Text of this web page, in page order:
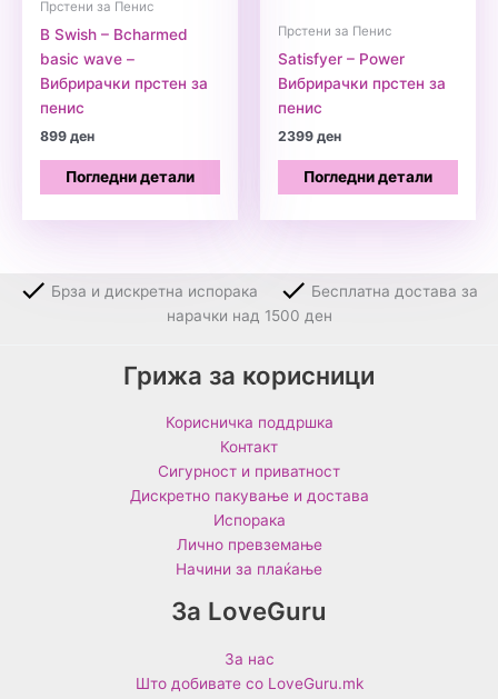
Прстени за Пенис
B Swish – Bcharmed
basic wave –
Вибрирачки прстен за
пенис
899ден
Погледни детали
Прстени за Пенис
Satisfyer – Power
Вибрирачки прстен за
пенис
2399ден
Погледни детали
Брза и дискретна испорака
Бесплатна достава за
нарачки над 1500 ден
Грижа за корисници
Корисничка поддршка
Контакт
Сигурност и приватност
Дискретно пакување и достава
Испорака
Лично превземање
Начини за плаќање
За LoveGuru
За нас
Што добивате со LoveGuru.mk